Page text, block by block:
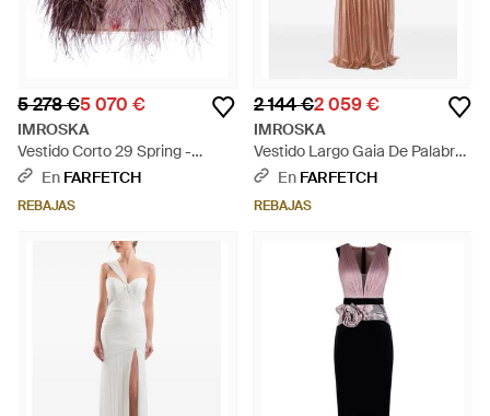
5 278 €5 070 €
IMROSKA
Vestido Corto 29 Spring -
Neutro
En FARFETCH
REBAJAS
2 144 €2 059 €
IMROSKA
Vestido Largo Gaia De Palabra
De Honor - Marrón
En FARFETCH
REBAJAS